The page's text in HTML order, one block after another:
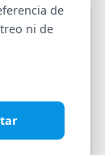
de
ni de